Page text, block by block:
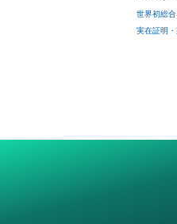
世界初総
実在証明